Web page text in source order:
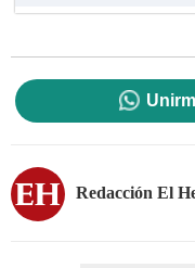
Redacción El